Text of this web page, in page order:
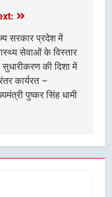
सरकार प्रदेश में
सेवाओं के विस्तार
सुधारीकरण की दिशा में
कार्यरत –
पुष्कर सिंह धामी